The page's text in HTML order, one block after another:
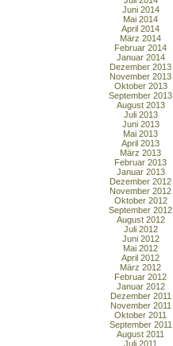
Juni 2014
Mai 2014
April 2014
März 2014
Februar 2014
Januar 2014
Dezember 2013
November 2013
Oktober 2013
September 2013
August 2013
Juli 2013
Juni 2013
Mai 2013
April 2013
März 2013
Februar 2013
Januar 2013
Dezember 2012
November 2012
Oktober 2012
September 2012
August 2012
Juli 2012
Juni 2012
Mai 2012
April 2012
März 2012
Februar 2012
Januar 2012
Dezember 2011
November 2011
Oktober 2011
September 2011
August 2011
Juli 2011